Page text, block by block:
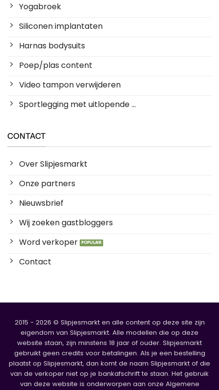
Yogabroek
Siliconen implantaten
Harnas bodysuits
Poep/plas content
Video tampon verwijderen
Sportlegging met uitlopende ...
CONTACT
Over Slipjesmarkt
Onze partners
Nieuwsbrief
Wij zoeken gastbloggers
Word verkoper
Contact
2015 - 2026 © Slipjesmarkt en alle content op deze site zijn
eigendom van Slipjesmarkt. Alle modellen die op deze
website staan, zijn minstens 18 jaar of ouder. Slipjesmarkt
gebruikt geen credits voor betalingen. Als je een bestelling
plaatst op Slipjesmarkt, dan komt de naam Slipjesmarkt of die
van de verkoper niet op je bankafschrift te staan. Het gebruik
van deze website is onderworpen aan onze Algemene